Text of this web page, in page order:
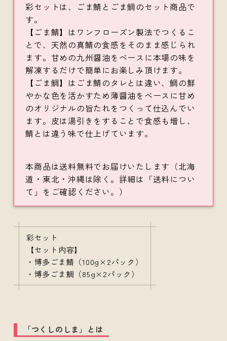
彩セットは、ごま鯖とごま鯛のセット商品で
す。
【ごま鯖】はワンフローズン製法でつくるこ
とで、天然の真鯖の食感をそのまま感じられ
ます。甘めの九州醤油をベースに本場の味を
解凍するだけで簡単にお楽しみ頂けます。
【ごま鯛】はごま鯖のタレとは違い、鯛の鮮
やかな色を活かすため薄醤油をベースに甘め
のオリジナルの旨たれをつくって仕込んでい
ます。皮は湯引きをすることで食感も増し、
鯖とは違う味で仕上げています。
本商品は送料無料でお届けいたします（北海
道・東北・沖縄は除く。詳細は「送料につい
て」をご確認ください。）
彩セット
【セット内容】
・博多ごま鯖（100g×2パック）
・博多ごま鯛（85g×2パック）
「つくしのしま」とは